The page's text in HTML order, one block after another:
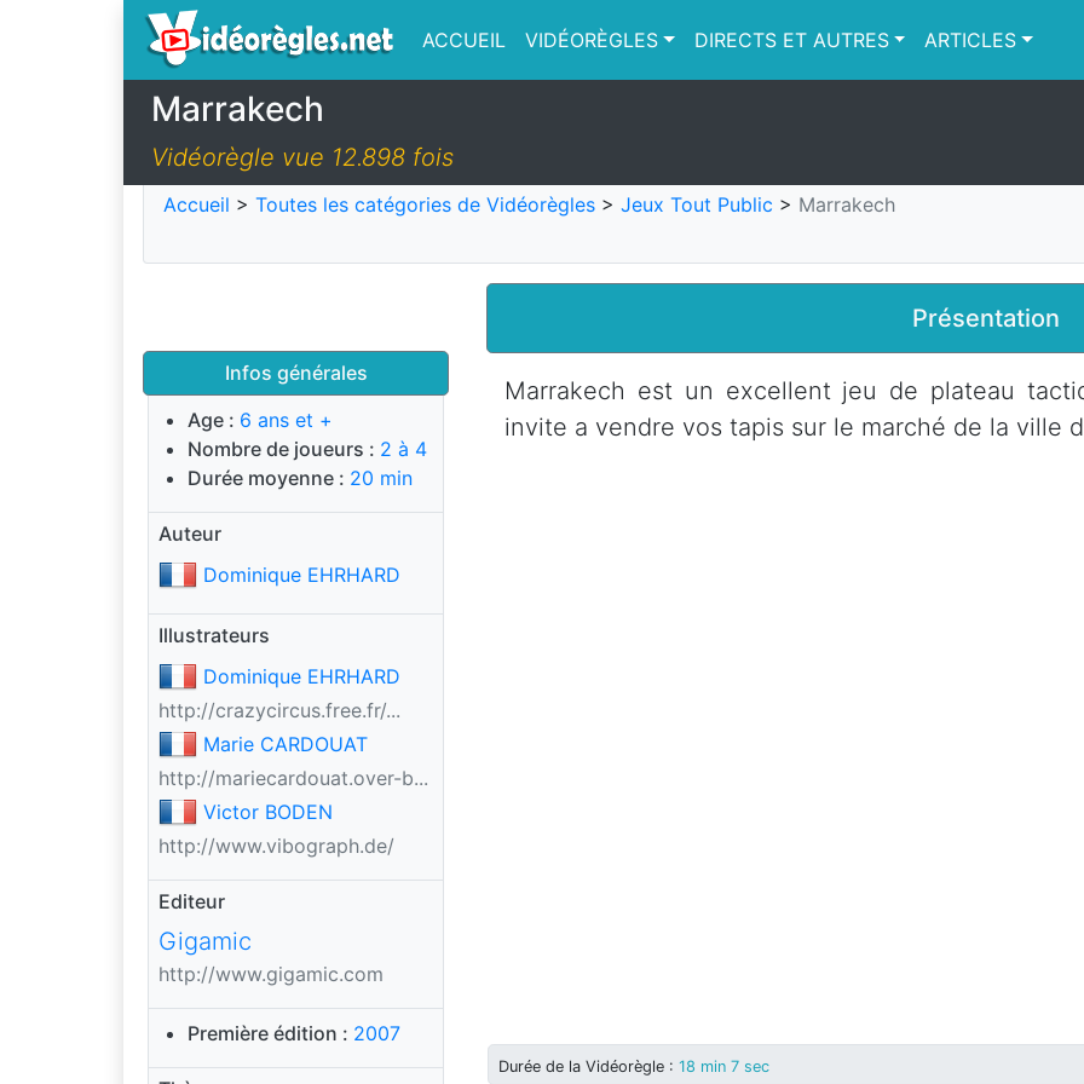
ACCUEIL VIDÉORÈGLES DIRECTS ET AUTRES ARTICLES
Marrakech
Vidéorègle vue 12.898 fois
Accueil > Toutes les catégories de Vidéorègles > Jeux Tout Public > Marrakech
Infos générales
Age : 6 ans et +
Nombre de joueurs : 2 à 4
Durée moyenne : 20 min
Auteur
Dominique EHRHARD
Illustrateurs
Dominique EHRHARD
http://crazycircus.free.fr/...
Marie CARDOUAT
http://mariecardouat.over-b...
Victor BODEN
http://www.vibograph.de/
Editeur
Gigamic
http://www.gigamic.com
Première édition : 2007
Présentation
Marrakech est un excellent jeu de plateau
invite a vendre vos tapis sur le marché de la ville
Durée de la Vidéorègle : 18 min 7 sec